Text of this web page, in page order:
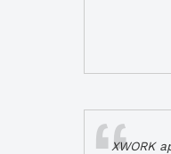
XWORK